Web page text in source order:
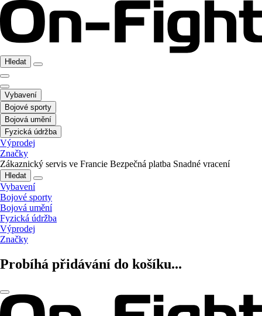
Hledat
Vybavení
Bojové sporty
Bojová umění
Fyzická údržba
Výprodej
Značky
Zákaznický servis ve Francie Bezpečná platba Snadné vracení
Hledat
Vybavení
Bojové sporty
Bojová umění
Fyzická údržba
Výprodej
Značky
Probíhá přidávání do košíku...